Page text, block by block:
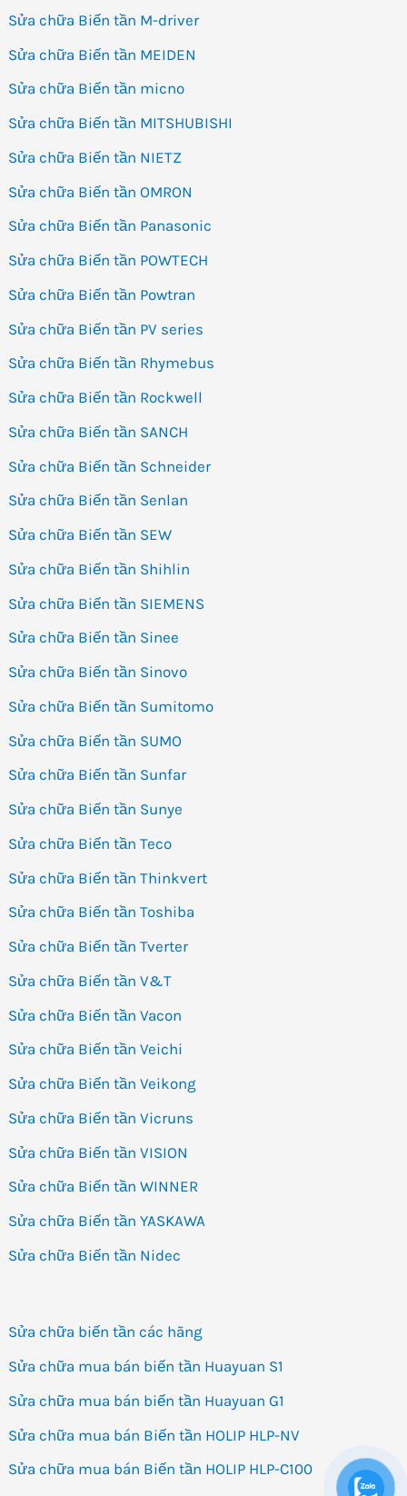
Sửa chữa Biến tần M-driver
Sửa chữa Biến tần MEIDEN
Sửa chữa Biến tần micno
Sửa chữa Biến tần MITSHUBISHI
Sửa chữa Biến tần NIETZ
Sửa chữa Biến tần OMRON
Sửa chữa Biến tần Panasonic
Sửa chữa Biến tần POWTECH
Sửa chữa Biến tần Powtran
Sửa chữa Biến tần PV series
Sửa chữa Biến tần Rhymebus
Sửa chữa Biến tần Rockwell
Sửa chữa Biến tần SANCH
Sửa chữa Biến tần Schneider
Sửa chữa Biến tần Senlan
Sửa chữa Biến tần SEW
Sửa chữa Biến tần Shihlin
Sửa chữa Biến tần SIEMENS
Sửa chữa Biến tần Sinee
Sửa chữa Biến tần Sinovo
Sửa chữa Biến tần Sumitomo
Sửa chữa Biến tần SUMO
Sửa chữa Biến tần Sunfar
Sửa chữa Biến tần Sunye
Sửa chữa Biến tần Teco
Sửa chữa Biến tần Thinkvert
Sửa chữa Biến tần Toshiba
Sửa chữa Biến tần Tverter
Sửa chữa Biến tần V&T
Sửa chữa Biến tần Vacon
Sửa chữa Biến tần Veichi
Sửa chữa Biến tần Veikong
Sửa chữa Biến tần Vicruns
Sửa chữa Biến tần VISION
Sửa chữa Biến tần WINNER
Sửa chữa Biến tần YASKAWA
Sửa chữa Biến tần Nidec
Sửa chữa biến tần các hãng
Sửa chữa mua bán biến tần Huayuan S1
Sửa chữa mua bán biến tần Huayuan G1
Sửa chữa mua bán Biến tần HOLIP HLP-NV
Sửa chữa mua bán Biến tần HOLIP HLP-C100